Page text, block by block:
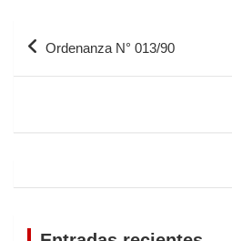
Ordenanza N° 013/90